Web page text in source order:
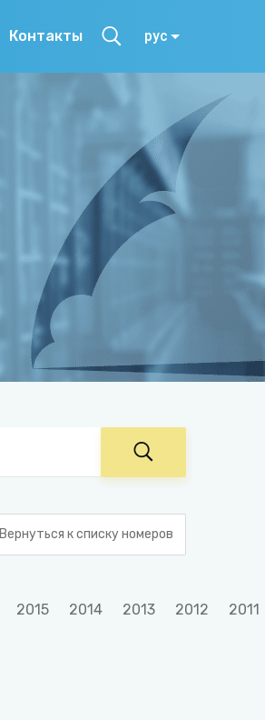
Контакты рус
Вернуться к списку номеров
2015 2014 2013 2012 2011